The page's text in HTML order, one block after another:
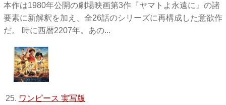
本作は1980年公開の劇場映画第3作『ヤマトよ永遠に』の諸
要素に新解釈を加え、全26話のシリーズに再構成した意欲作
だ。 時に西暦2207年。あの...
25. ワンピース 実写版